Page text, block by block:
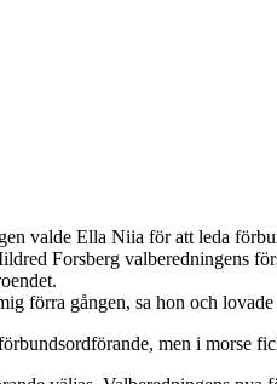
valde Ella Niia för att leda
Forsberg valberedningens
förra gången, sa hon och
men i morse